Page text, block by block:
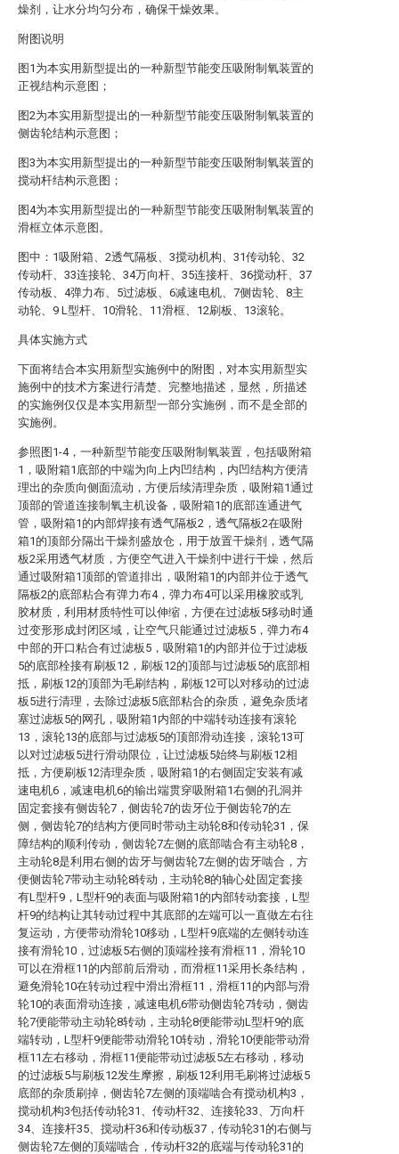
燥剂，让水分均匀分布，确保干燥效果。
附图说明
图1为本实用新型提出的一种新型节能变压吸附制氧装置的
正视结构示意图；
图2为本实用新型提出的一种新型节能变压吸附制氧装置的
侧齿轮结构示意图；
图3为本实用新型提出的一种新型节能变压吸附制氧装置的
搅动杆结构示意图；
图4为本实用新型提出的一种新型节能变压吸附制氧装置的
滑框立体示意图。
图中：1吸附箱、2透气隔板、3搅动机构、31传动轮、32
传动杆、33连接轮、34万向杆、35连接杆、36搅动杆、37
传动板、4弹力布、5过滤板、6减速电机、7侧齿轮、8主
动轮、9 L型杆、10滑轮、11滑框、12刷板、13滚轮。
具体实施方式
下面将结合本实用新型实施例中的附图，对本实用新型实
施例中的技术方案进行清楚、完整地描述，显然，所描述
的实施例仅仅是本实用新型一部分实施例，而不是全部的
实施例。
参照图1-4，一种新型节能变压吸附制氧装置，包括吸附箱
1，吸附箱1底部的中端为向上内凹结构，内凹结构方便清
理出的杂质向侧面流动，方便后续清理杂质，吸附箱1通过
顶部的管道连接制氧主机设备，吸附箱1的底部连通进气
管，吸附箱1的内部焊接有透气隔板2，透气隔板2在吸附
箱1的顶部分隔出干燥剂盛放仓，用于放置干燥剂，透气隔
板2采用透气材质，方便空气进入干燥剂中进行干燥，然后
通过吸附箱1顶部的管道排出，吸附箱1的内部并位于透气
隔板2的底部粘合有弹力布4，弹力布4可以采用橡胶或乳
胶材质，利用材质特性可以伸缩，方便在过滤板5移动时通
过变形形成封闭区域，让空气只能通过过滤板5，弹力布4
中部的开口粘合有过滤板5，吸附箱1的内部并位于过滤板
5的底部栓接有刷板12，刷板12的顶部与过滤板5的底部相
抵，刷板12的顶部为毛刷结构，刷板12可以对移动的过滤
板5进行清理，去除过滤板5底部粘合的杂质，避免杂质堵
塞过滤板5的网孔，吸附箱1内部的中端转动连接有滚轮
13，滚轮13的底部与过滤板5的顶部滑动连接，滚轮13可
以对过滤板5进行滑动限位，让过滤板5始终与刷板12相
抵，方便刷板12清理杂质，吸附箱1的右侧固定安装有减
速电机6，减速电机6的输出端贯穿吸附箱1右侧的孔洞并
固定套接有侧齿轮7，侧齿轮7的齿牙位于侧齿轮7的左
侧，侧齿轮7的结构方便同时带动主动轮8和传动轮31，保
障结构的顺利传动，侧齿轮7左侧的底部啮合有主动轮8，
主动轮8是利用右侧的齿牙与侧齿轮7左侧的齿牙啮合，方
便侧齿轮7带动主动轮8转动，主动轮8的轴心处固定套接
有L型杆9，L型杆9的表面与吸附箱1的内部转动套接，L型
杆9的结构让其转动过程中其底部的左端可以一直做左右往
复运动，方便带动滑轮10移动，L型杆9底端的左侧转动连
接有滑轮10，过滤板5右侧的顶端栓接有滑框11，滑轮10
可以在滑框11的内部前后滑动，而滑框11采用长条结构，
避免滑轮10在转动过程中滑出滑框11，滑框11的内部与滑
轮10的表面滑动连接，减速电机6带动侧齿轮7转动，侧齿
轮7便能带动主动轮8转动，主动轮8便能带动L型杆9的底
端转动，L型杆9便能带动滑轮10转动，滑轮10便能带动滑
框11左右移动，滑框11便能带动过滤板5左右移动，移动
的过滤板5与刷板12发生摩擦，刷板12利用毛刷将过滤板5
底部的杂质刷掉，侧齿轮7左侧的顶端啮合有搅动机构3，
搅动机构3包括传动轮31、传动杆32、连接轮33、万向杆
34、连接杆35、搅动杆36和传动板37，传动轮31的右侧与
侧齿轮7左侧的顶端啮合，传动杆32的底端与传动轮31的